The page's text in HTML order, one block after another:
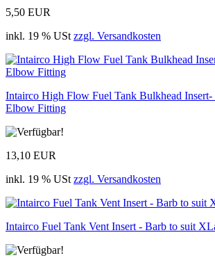
5,50 EUR
inkl. 19 % USt zzgl. Versandkosten
Intairco High Flow Fuel Tank Bulkhead Insert-
Elbow Fitting
13,10 EUR
inkl. 19 % USt zzgl. Versandkosten
Intairco Fuel Tank Vent Insert - Barb to suit